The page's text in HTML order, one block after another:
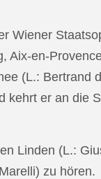
Wiener
Aix-en-
(L.: Bertrand
kehrt er an die
Linden (L.:
zu hören.